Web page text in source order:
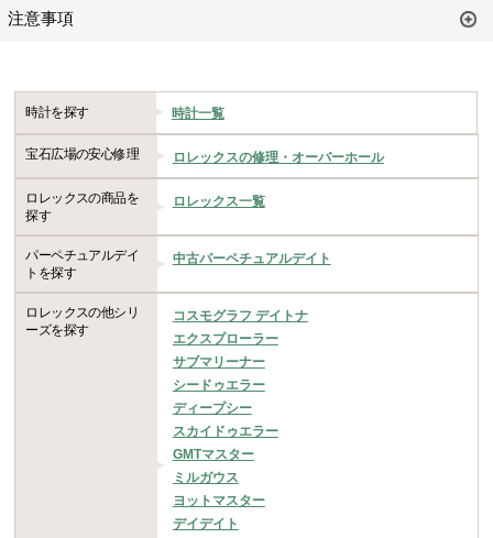
注意事項
時計を探す 時計一覧
宝石広場の安心修理 ロレックスの修理・オーバーホール
ロレックスの商品を
探す
ロレックス一覧
パーペチュアルデイ
トを探す
中古パーペチュアルデイト
ロレックスの他シリ
ーズを探す
コスモグラフ デイトナ
エクスプローラー
サブマリーナー
シードゥエラー
ディープシー
スカイドゥエラー
GMTマスター
ミルガウス
ヨットマスター
デイデイト